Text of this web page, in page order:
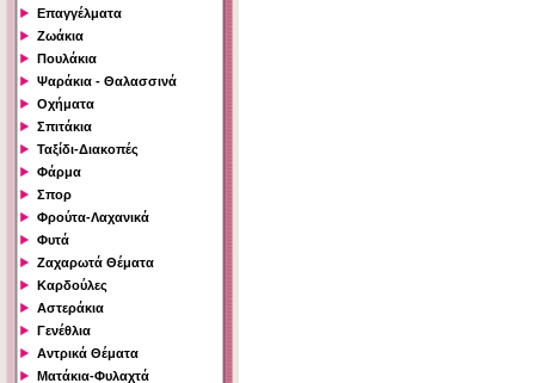
Επαγγέλματα
Ζωάκια
Πουλάκια
Ψαράκια - Θαλασσινά
Οχήματα
Σπιτάκια
Ταξίδι-Διακοπές
Φάρμα
Σπορ
Φρούτα-Λαχανικά
Φυτά
Ζαχαρωτά Θέματα
Καρδούλες
Αστεράκια
Γενέθλια
Αντρικά Θέματα
Ματάκια-Φυλαχτά